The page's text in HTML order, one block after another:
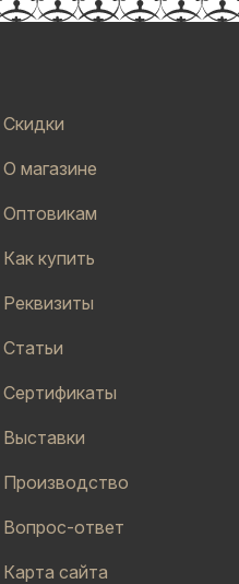
Скидки
О магазине
Оптовикам
Как купить
Реквизиты
Статьи
Сертификаты
Выставки
Производство
Вопрос-ответ
Карта сайта